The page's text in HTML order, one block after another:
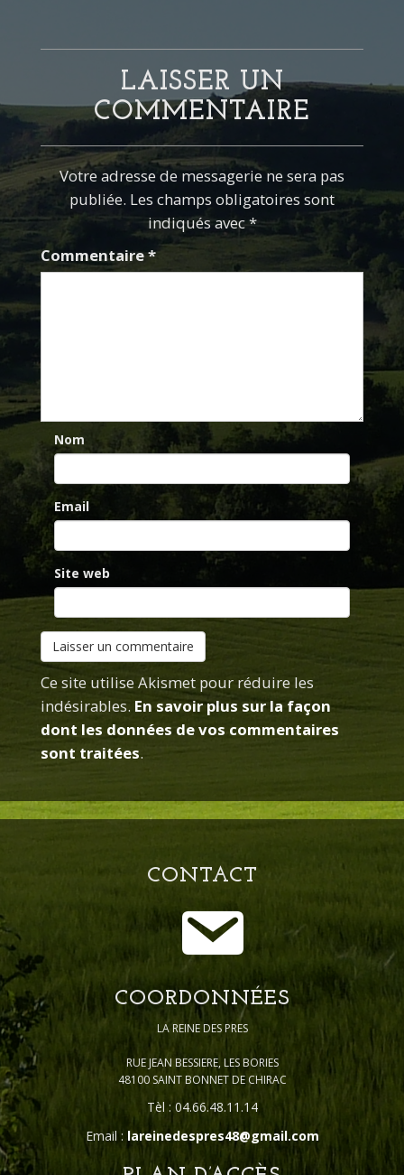
LAISSER UN
COMMENTAIRE
Votre adresse de messagerie ne sera pas
publiée. Les champs obligatoires sont
indiqués avec *
Commentaire*
Nom
Email
Site web
Ce site utilise Akismet pour réduire les
indésirables. En savoir plus sur la façon
dont les données de vos commentaires
sont traitées.
CONTACT
COORDONNÉES
LA REINE DES PRES
RUE JEAN BESSIERE, LES BORIES
48100 SAINT BONNET DE CHIRAC
Tèl : 04.66.48.11.14
Email : lareinedespres48@gmail.com